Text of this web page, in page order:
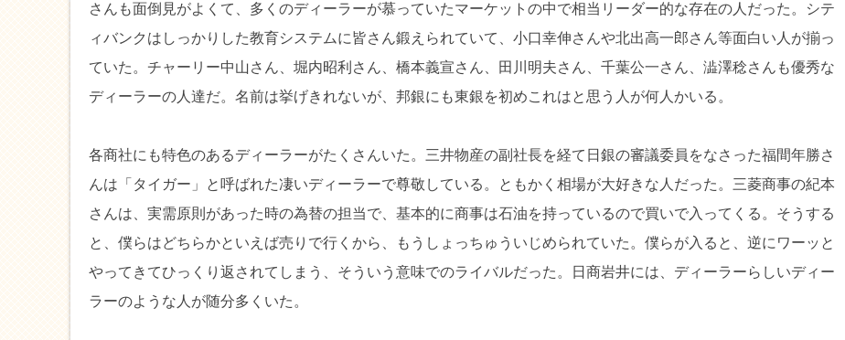
さんも面倒見がよくて、多くのディーラーが慕っていたマーケットの中で相当リーダー的な存在の人だった。シテ
ィバンクはしっかりした教育システムに皆さん鍛えられていて、小口幸伸さんや北出高一郎さん等面白い人が揃っ
ていた。チャーリー中山さん、堀内昭利さん、橋本義宣さん、田川明夫さん、千葉公一さん、澁澤稔さんも優秀な
ディーラーの人達だ。名前は挙げきれないが、邦銀にも東銀を初めこれはと思う人が何人かいる。
各商社にも特色のあるディーラーがたくさんいた。三井物産の副社長を経て日銀の審議委員をなさった福間年勝さ
んは「タイガー」と呼ばれた凄いディーラーで尊敬している。ともかく相場が大好きな人だった。三菱商事の紀本
さんは、実需原則があった時の為替の担当で、基本的に商事は石油を持っているので買いで入ってくる。そうする
と、僕らはどちらかといえば売りで行くから、もうしょっちゅういじめられていた。僕らが入ると、逆にワーッと
やってきてひっくり返されてしまう、そういう意味でのライバルだった。日商岩井には、ディーラーらしいディー
ラーのような人が随分多くいた。